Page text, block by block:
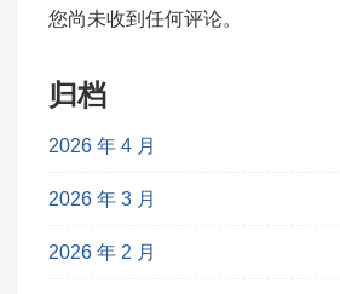
您尚未收到任何评论。
归档
2026 年 4 月
2026 年 3 月
2026 年 2 月